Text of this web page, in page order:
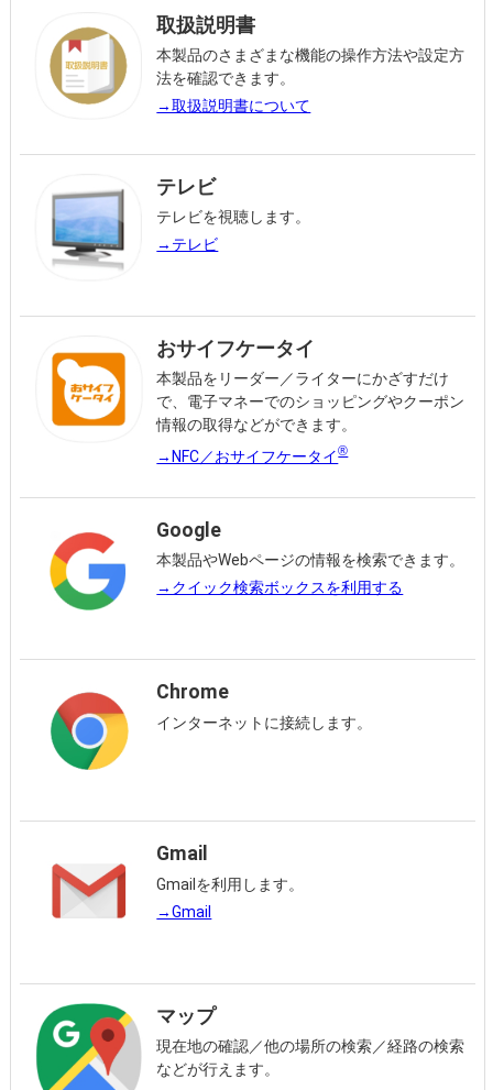
取扱説明書
本製品のさまざまな機能の操作方法や設定方
法を確認できます。
→取扱説明書について
テレビ
テレビを視聴します。
→テレビ
おサイフケータイ
本製品をリーダー／ライターにかざすだけ
で、電子マネーでのショッピングやクーポン
情報の取得などができます。
→NFC／おサイフケータイ®
Google
本製品やWebページの情報を検索できます。
→クイック検索ボックスを利用する
Chrome
インターネットに接続します。
Gmail
Gmailを利用します。
→Gmail
マップ
現在地の確認／他の場所の検索／経路の検索
などが行えます。